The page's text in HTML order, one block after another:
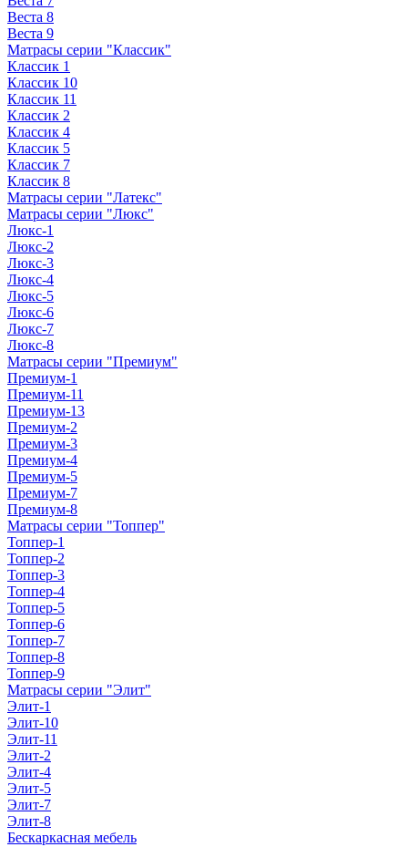
Веста 8
Веста 9
Матрасы серии "Классик"
Классик 1
Классик 10
Классик 11
Классик 2
Классик 4
Классик 5
Классик 7
Классик 8
Матрасы серии "Латекс"
Матрасы серии "Люкс"
Люкс-1
Люкс-2
Люкс-3
Люкс-4
Люкс-5
Люкс-6
Люкс-7
Люкс-8
Матрасы серии "Премиум"
Премиум-1
Премиум-11
Премиум-13
Премиум-2
Премиум-3
Премиум-4
Премиум-5
Премиум-7
Премиум-8
Матрасы серии "Топпер"
Топпер-1
Топпер-2
Топпер-3
Топпер-4
Топпер-5
Топпер-6
Топпер-7
Топпер-8
Топпер-9
Матрасы серии "Элит"
Элит-1
Элит-10
Элит-11
Элит-2
Элит-4
Элит-5
Элит-7
Элит-8
Бескаркасная мебель